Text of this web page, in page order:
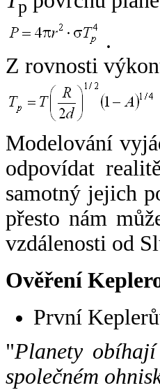
p
.
Z rovnosti
Modelování
odpovídat
samotný jejich
přesto nám
vzdálenosti od
Ověření
První
"Planety
společném